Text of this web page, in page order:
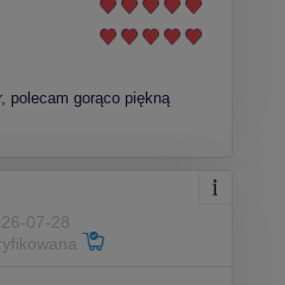
polecam gorąco piękną
07-28